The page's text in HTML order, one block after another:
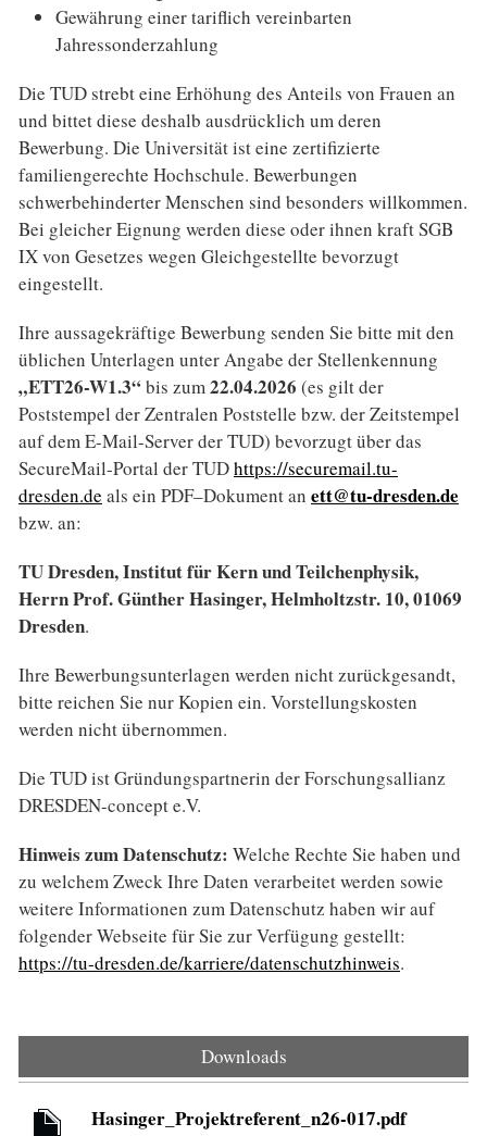
Gewährung einer tariflich vereinbarten
Jahressonderzahlung
Die TUD strebt eine Erhöhung des Anteils von Frauen an
und bittet diese deshalb ausdrücklich um deren
Bewerbung. Die Universität ist eine zertifizierte
familiengerechte Hochschule. Bewerbungen
schwerbehinderter Menschen sind besonders willkommen.
Bei gleicher Eignung werden diese oder ihnen kraft SGB
IX von Gesetzes wegen Gleichgestellte bevorzugt
eingestellt.
Ihre aussagekräftige Bewerbung senden Sie bitte mit den
üblichen Unterlagen unter Angabe der Stellenkennung
„ETT26-W1.3“bis zum22.04.2026 (es gilt der
Poststempel der Zentralen Poststelle bzw. der Zeitstempel
auf dem E-Mail-Server der TUD) bevorzugt über das
SecureMail-Portal der TUDhttps://securemail.tu-
dresden.de als ein PDF–Dokument an ett@tu-dresden.de
bzw. an:
TU Dresden, Institut für Kern und Teilchenphysik,
Herrn Prof. Günther Hasinger, Helmholtzstr. 10, 01069
Dresden.
Ihre Bewerbungsunterlagen werden nicht zurückgesandt,
bitte reichen Sie nur Kopien ein. Vorstellungskosten
werden nicht übernommen.
Die TUD ist Gründungspartnerin der Forschungsallianz
DRESDEN-concept e.V.
Hinweis zum Datenschutz: Welche Rechte Sie haben und
zu welchem Zweck Ihre Daten verarbeitet werden sowie
weitere Informationen zum Datenschutz haben wir auf
folgender Webseite für Sie zur Verfügung gestellt:
https://tu-dresden.de/karriere/datenschutzhinweis.
Downloads
Hasinger_Projektreferent_n26-017.pdf